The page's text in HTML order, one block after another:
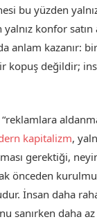
bu yüzden
konfor
anlam kazanır:
kopuş değildir;
kapitalizm,
gerektiği,
önceden
İnsan daha
sanırken daha